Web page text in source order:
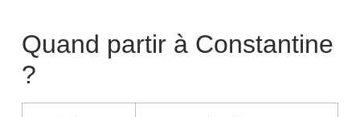
Quand partir à Constantine
?